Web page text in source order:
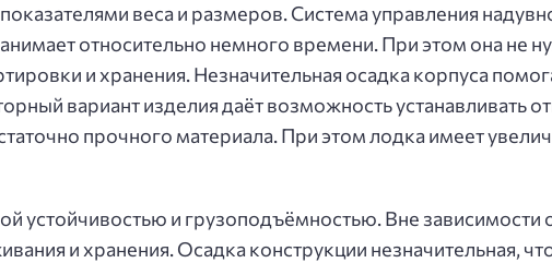
веса и размеров. Система управления
относительно немного времени. При этом она не
и хранения. Незначительная осадка корпуса
вариант изделия даёт возможность устанавливать
прочного материала. При этом лодка имеет
устойчивостью и грузоподъёмностью. Вне зависимости
и хранения. Осадка конструкции незначительная,